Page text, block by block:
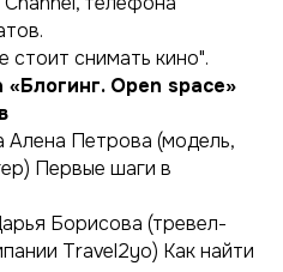
стоит снимать кино".
Open space»
Алена Петрова (модель,
Первые шаги в
Борисова (тревел-
Travel2yo) Как найти